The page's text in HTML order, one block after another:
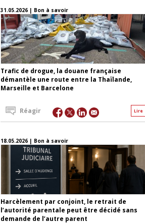
31.05.2026 | Bon à savoir
Trafic de drogue, la douane française
démantèle une route entre la Thaïlande,
Marseille et Barcelone
Lire
Réagir
18.05.2026 | Bon à savoir
Harcèlement par conjoint, le retrait de
l’autorité parentale peut être décidé sans
demande de l’autre parent